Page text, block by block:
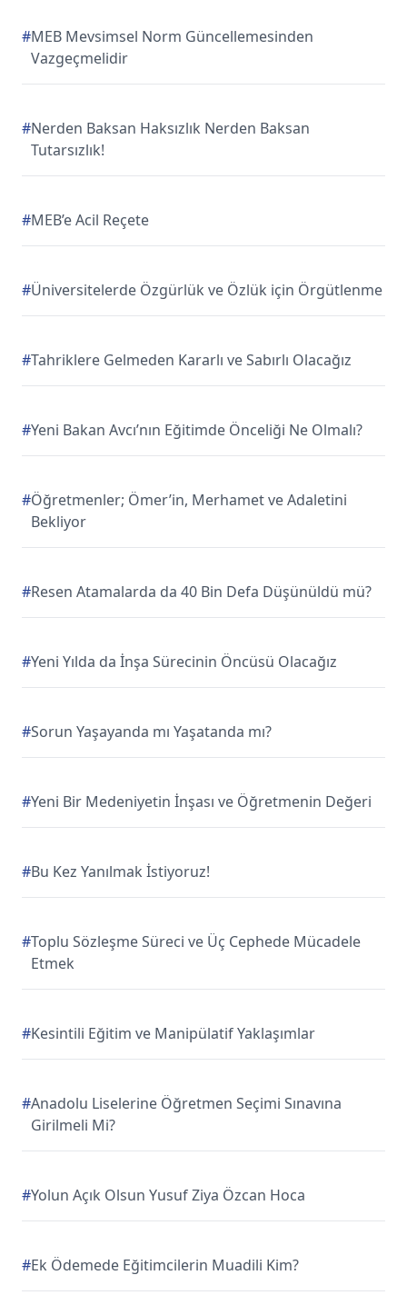
#MEB Mevsimsel Norm Güncellemesinden
Vazgeçmelidir
#Nerden Baksan Haksızlık Nerden Baksan
Tutarsızlık!
#MEB’e Acil Reçete
#Üniversitelerde Özgürlük ve Özlük için Örgütlenme
#Tahriklere Gelmeden Kararlı ve Sabırlı Olacağız
#Yeni Bakan Avcı’nın Eğitimde Önceliği Ne Olmalı?
#Öğretmenler; Ömer’in, Merhamet ve Adaletini
Bekliyor
#Resen Atamalarda da 40 Bin Defa Düşünüldü mü?
#Yeni Yılda da İnşa Sürecinin Öncüsü Olacağız
#Sorun Yaşayanda mı Yaşatanda mı?
#Yeni Bir Medeniyetin İnşası ve Öğretmenin Değeri
#Bu Kez Yanılmak İstiyoruz!
#Toplu Sözleşme Süreci ve Üç Cephede Mücadele
Etmek
#Kesintili Eğitim ve Manipülatif Yaklaşımlar
#Anadolu Liselerine Öğretmen Seçimi Sınavına
Girilmeli Mi?
#Yolun Açık Olsun Yusuf Ziya Özcan Hoca
#Ek Ödemede Eğitimcilerin Muadili Kim?